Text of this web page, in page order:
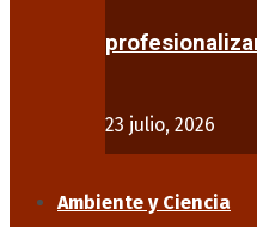
23 julio, 2026
Ambiente y Ciencia